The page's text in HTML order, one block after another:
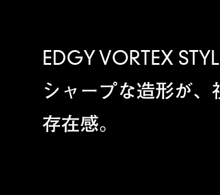
EDGY VORTEX
シャープな造形が
存在感。